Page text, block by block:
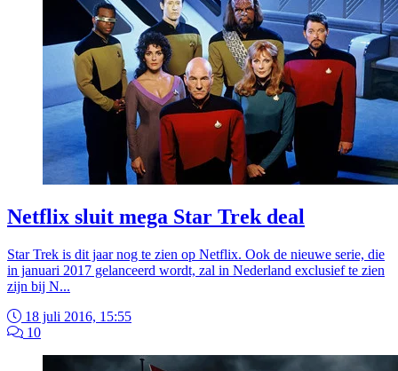
Netflix sluit mega Star Trek deal
Star Trek is dit jaar nog te zien op Netflix. Ook de nieuwe serie, die
in januari 2017 gelanceerd wordt, zal in Nederland exclusief te zien
zijn bij N...
18 juli 2016, 15:55
10